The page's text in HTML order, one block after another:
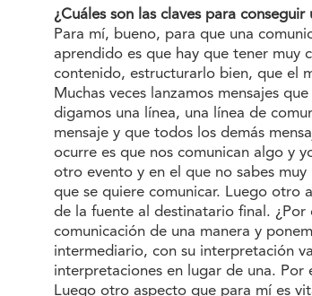
¿Cuáles son las claves para
Para mí, bueno, para que una
aprendido es que hay que tener muy
contenido, estructurarlo bien, que el
Muchas veces lanzamos mensajes
digamos una línea, una línea de
mensaje y que todos los demás
ocurre es que nos comunican algo y
otro evento y en el que no sabes
que se quiere comunicar. Luego otro
de la fuente al destinatario final.
comunicación de una manera y
intermediario, con su interpretación
interpretaciones en lugar de una. Por
Luego otro aspecto que para mí es